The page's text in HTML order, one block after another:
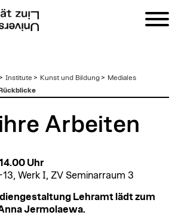
Institute > Kunst und Bildung> Mediales
Arbeiten
Uhr
Werk I, ZV Seminarraum 3
Lehramt lädt zum
Jermolaewa.